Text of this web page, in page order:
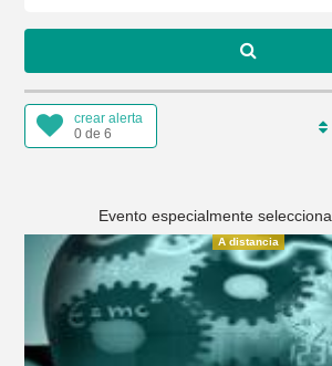
crear alerta
0 de 6
Evento especialmente
A distancia